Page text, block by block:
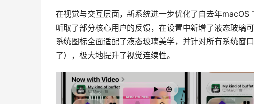
在视觉与交互层面，新系统进一步优化了自去年
听取了部分核心用户的反馈，在设置中新增了液态玻璃
系统图标全面适配了液态玻璃美学，并针对所有系统窗
了），极大地提升了视觉连续性。